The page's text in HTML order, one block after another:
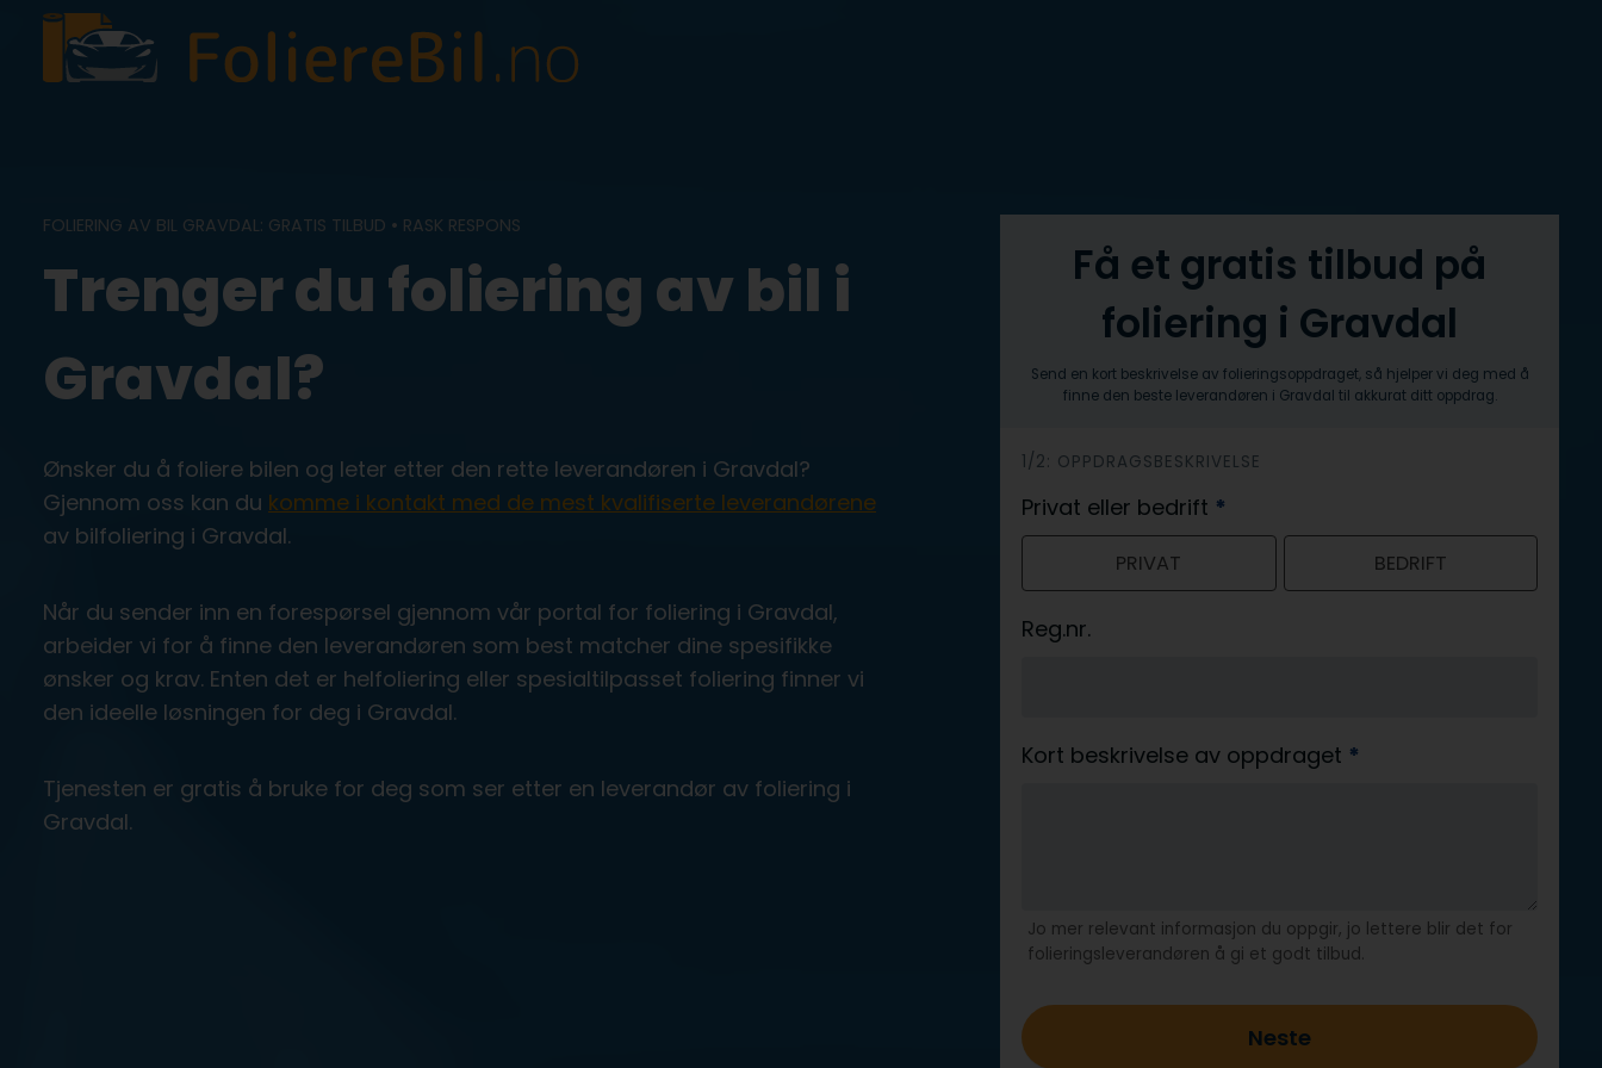
content
FOLIERING AV BIL GRAVDAL: GRATIS TILBUD • RASK RESPONS
Trenger du foliering av bil i
Gravdal?
Ønsker du å foliere bilen og leter etter den rette leverandøren i Gravdal?
Gjennom oss kan du komme i kontakt med de mest kvalifiserte leverandørene
av bilfoliering i Gravdal.
Når du sender inn en forespørsel gjennom vår portal for foliering i Gravdal,
arbeider vi for å finne den leverandøren som best matcher dine spesifikke
ønsker og krav. Enten det er helfoliering eller spesialtilpasset foliering finner vi
den ideelle løsningen for deg i Gravdal.
Tjenesten er gratis å bruke for deg som ser etter en leverandør av foliering i
Gravdal.
Få et gratis tilbud på
foliering i Gravdal
Send en kort beskrivelse av folieringsoppdraget, så hjelper vi deg med å
finne den beste leverandøren i Gravdal til akkurat ditt oppdrag.
h
e
r
1/2: OPPDRAGSBESKRIVELSE
Privat eller bedrift *
PRIVAT BEDRIFT
Reg.nr.
Kort beskrivelse av oppdraget *
Jo mer relevant informasjon du oppgir, jo lettere blir det for
folieringsleverandøren å gi et godt tilbud.
Neste